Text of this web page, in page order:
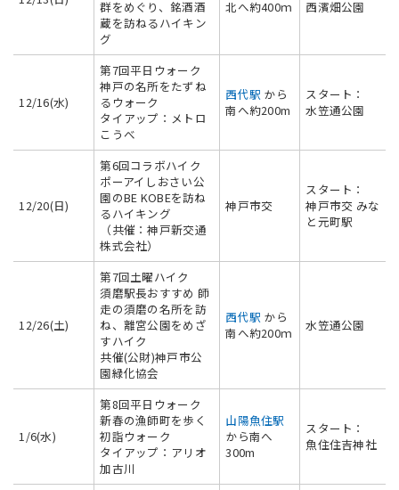
群をめぐり、銘酒酒
蔵を訪ねるハイキン
グ
北へ約400ｍ 西濱畑公園
12/16(水)
第7回平日ウォーク
神戸の名所をたずね
るウォーク
タイアップ：メトロ
こうべ
西代駅 から
南へ約200m
スタート：
水笠通公園
12/20(日)
第6回コラボハイク
ポーアイしおさい公
園のBE KOBEを訪ね
るハイキング
（共催：神戸新交通
株式会社）
神戸市交
スタート：
神戸市交 みな
と元町駅
12/26(土)
第7回土曜ハイク
須磨駅長おすすめ 師
走の須磨の名所を訪
ね、離宮公園をめざ
すハイク
共催(公財)神戸市公
園緑化協会
西代駅 から
南へ約200ｍ
水笠通公園
1/6(水)
第8回平日ウォーク
新春の漁師町を歩く
初詣ウォーク
タイアップ：アリオ
加古川
山陽魚住駅
から南へ
300m
スタート：
魚住住吉神社